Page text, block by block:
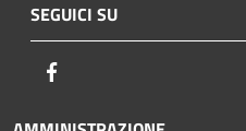
SEGUICI SU